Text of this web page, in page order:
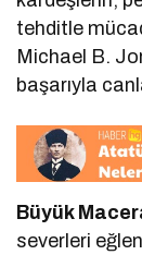
tehditle
Michael B.
başarıyla
Büyük
severleri